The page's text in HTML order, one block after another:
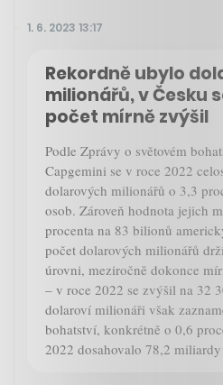
1. 6. 2023 13:17
Rekordně ubylo
milionářů, v Česku
počet mírně zvýšil
Podle Zprávy o světovém
Capgemini se v roce 2022
dolarových milionářů o 3,3
osob. Zároveň hodnota jejich
procenta na 83 bilionů
počet dolarových milionářů
úrovni, meziročně dokonce
– v roce 2022 se zvýšil na 32
dolaroví milionáři však
bohatství, konkrétně o 0,6
2022 dosahovalo 78,2